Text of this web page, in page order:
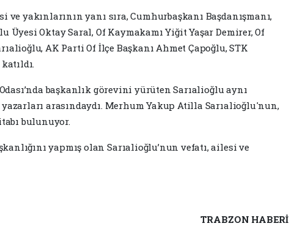
yakınlarının yanı sıra, Cumhurbaşkanı Başdanışmanı,
Oktay Saral, Of Kaymakamı Yiğit Yaşar Demirer, Of
AK Parti Of İlçe Başkanı Ahmet Çapoğlu, STK
başkanlık görevini yürüten Sarıalioğlu aynı
arasındaydı. Merhum Yakup Atilla Sarıalioğlu'nun,
bulunuyor.
yapmış olan Sarıalioğlu’nun vefatı, ailesi ve
TRABZON HABERİ